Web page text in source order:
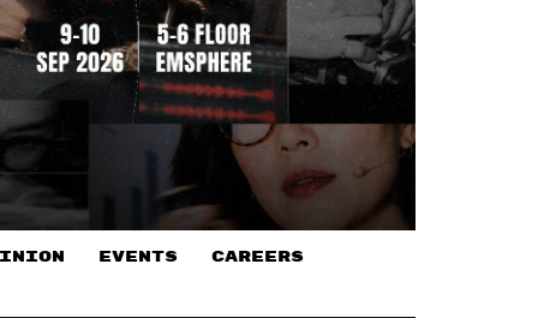
EVENTS CAREERS